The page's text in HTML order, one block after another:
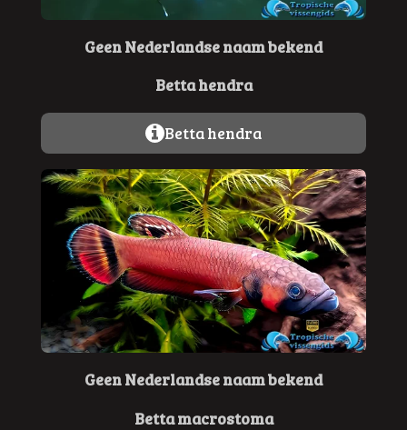
Geen Nederlandse naam bekend
Betta hendra
Betta hendra
Geen Nederlandse naam bekend
Betta macrostoma